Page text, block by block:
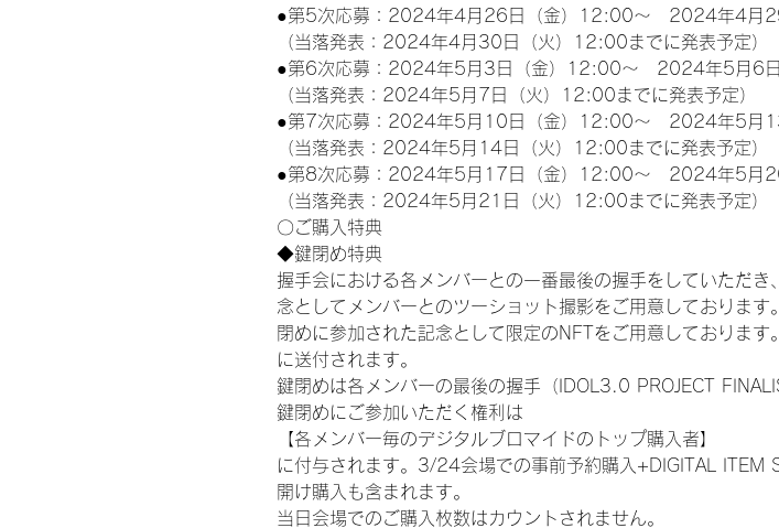
●第5次応募：2024年4月26日（金）12:00～　2024年4月
（当落発表：2024年4月30日（火）12:00までに発表予定）
●第6次応募：2024年5月3日（金）12:00～　2024年5月6
（当落発表：2024年5月7日（火）12:00までに発表予定）
●第7次応募：2024年5月10日（金）12:00～　2024年5月
（当落発表：2024年5月14日（火）12:00までに発表予定）
●第8次応募：2024年5月17日（金）12:00～　2024年5月
（当落発表：2024年5月21日（火）12:00までに発表予定）
〇ご購入特典
◆鍵閉め特典
握手会における各メンバーとの一番最後の握手をしていただ
念としてメンバーとのツーショット撮影をご用意しておりま
閉めに参加された記念として限定のNFTをご用意しておりま
に送付されます。
鍵閉めは各メンバーの最後の握手（IDOL3.0 PROJECT
鍵閉めにご参加いただく権利は
【各メンバー毎のデジタルブロマイドのトップ購入者】
に付与されます。3/24会場での事前予約購入+DIGITAL ITEM
開け購入も含まれます。
当日会場でのご購入枚数はカウントされません。